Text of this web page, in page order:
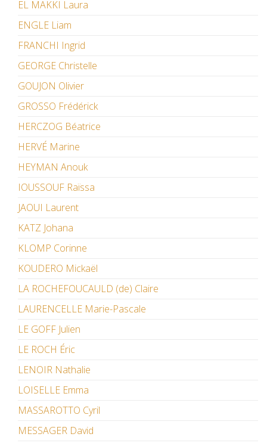
EL MAKKI Laura
ENGLE Liam
FRANCHI Ingrid
GEORGE Christelle
GOUJON Olivier
GROSSO Frédérick
HERCZOG Béatrice
HERVÉ Marine
HEYMAN Anouk
IOUSSOUF Raïssa
JAOUI Laurent
KATZ Johana
KLOMP Corinne
KOUDERO Mickaël
LA ROCHEFOUCAULD (de) Claire
LAURENCELLE Marie-Pascale
LE GOFF Julien
LE ROCH Éric
LENOIR Nathalie
LOISELLE Emma
MASSAROTTO Cyril
MESSAGER David